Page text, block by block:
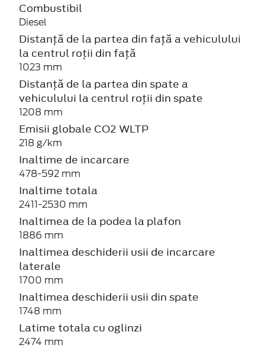
Combustibil
Diesel
Distanță de la partea din față a vehiculului
la centrul roții din față
1023 mm
Distanță de la partea din spate a
vehiculului la centrul roții din spate
1208 mm
Emisii globale CO2 WLTP
218 g/km
Inaltime de incarcare
478-592 mm
Inaltime totala
2411-2530 mm
Inaltimea de la podea la plafon
1886 mm
Inaltimea deschiderii usii de incarcare
laterale
1700 mm
Inaltimea deschiderii usii din spate
1748 mm
Latime totala cu oglinzi
2474 mm